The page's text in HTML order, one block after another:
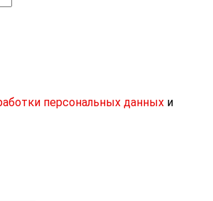
персональных данных и